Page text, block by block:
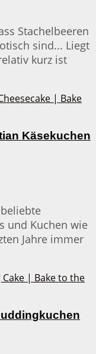
Stachelbeeren
sind... Liegt
kurz ist
Käsekuchen
und Kuchen wie
Jahre immer